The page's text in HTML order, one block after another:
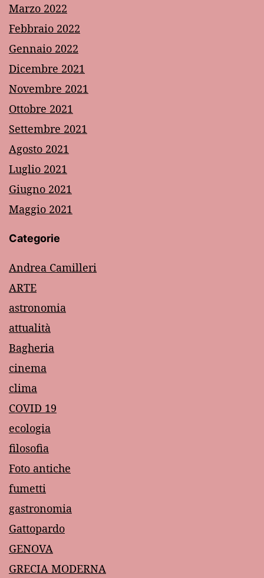
Marzo 2022
Febbraio 2022
Gennaio 2022
Dicembre 2021
Novembre 2021
Ottobre 2021
Settembre 2021
Agosto 2021
Luglio 2021
Giugno 2021
Maggio 2021
Categorie
Andrea Camilleri
ARTE
astronomia
attualità
Bagheria
cinema
clima
COVID 19
ecologia
filosofia
Foto antiche
fumetti
gastronomia
Gattopardo
GENOVA
GRECIA MODERNA